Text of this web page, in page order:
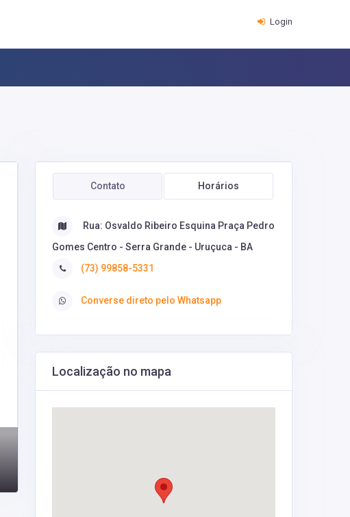
Login
Contato Horários
Rua: Osvaldo Ribeiro Esquina Praça Pedro
Gomes Centro - Serra Grande - Uruçuca - BA
(73) 99858-5331
Converse direto pelo Whatsapp
Localização no mapa